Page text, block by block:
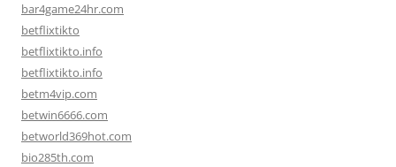
bar4game24hr.com
betflixtikto
betflixtikto.info
betflixtikto.info
betm4vip.com
betwin6666.com
betworld369hot.com
bio285th.com